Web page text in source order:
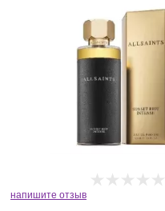
напишите отзыв